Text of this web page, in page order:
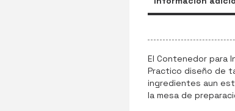
El Contenedor para
Practico diseño de
ingredientes aun
la mesa de